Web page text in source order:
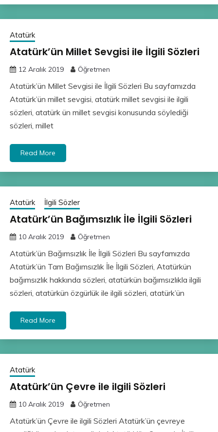
Atatürk
Atatürk’ün Millet Sevgisi ile İlgili Sözleri
12 Aralık 2019 Öğretmen
Atatürk’ün Millet Sevgisi ile İlgili Sözleri Bu sayfamızda
Atatürk’ün millet sevgisi, atatürk millet sevgisi ile ilgili
sözleri, atatürk ün millet sevgisi konusunda söylediği
sözleri, millet
Read More
Atatürk İlgili Sözler
Atatürk’ün Bağımsızlık İle İlgili Sözleri
10 Aralık 2019 Öğretmen
Atatürk’ün Bağımsızlık İle İlgili Sözleri Bu sayfamızda
Atatürk’ün Tam Bağımsızlık İle İlgili Sözleri, Atatürkün
bağımsızlık hakkında sözleri, atatürkün bağımsızlıkla ilgili
sözleri, atatürkün özgürlük ile ilgili sözleri, atatürk’ün
Read More
Atatürk
Atatürk’ün Çevre ile ilgili Sözleri
10 Aralık 2019 Öğretmen
Atatürk’ün Çevre ile ilgili Sözleri Atatürk’ün çevreye